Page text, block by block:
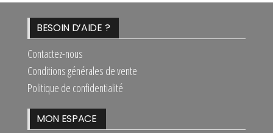
BESOIN D’AIDE ?
Contactez-nous
Conditions générales de vente
Politique de confidentialité
MON ESPACE